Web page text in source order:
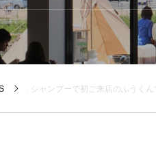
. シャンプーで初ご来店のふうく